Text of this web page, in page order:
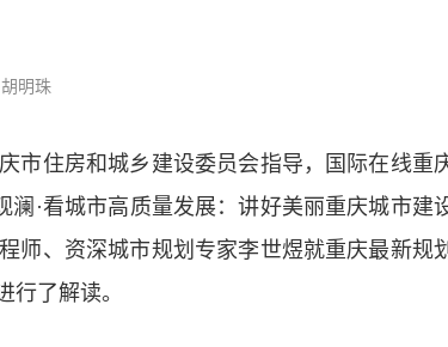
明珠
住房和城乡建设委员会指导，国际在线重
澜·看城市高质量发展：讲好美丽重庆城市建
师、资深城市规划专家李世煜就重庆最新规划
了解读。